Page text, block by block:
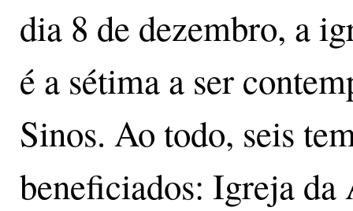
dia 8 de dezembro, a
é a sétima a ser
Sinos. Ao todo, seis
beneficiados: Igreja da